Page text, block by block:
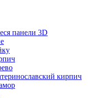
панели 3D
кирпич